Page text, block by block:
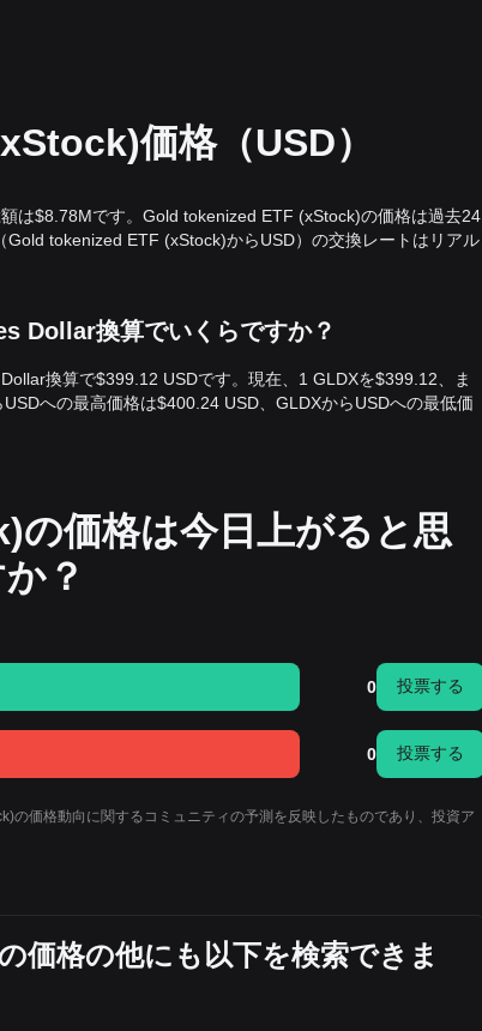
価格（USD）
は$8.78Mです。Gold tokenized ETF (xStock)の価格は過去24
tokenized ETF (xStock)からUSD）の交換レートはリアル
Dollar換算でいくらですか？
換算で$399.12 USDです。現在、1 GLDXを$399.12、ま
への最高価格は$400.24 USD、GLDXからUSDへの最低価
価格は今日上がると思
？
0 投票する
0 投票する
価格動向に関するコミュニティの予測を反映したものであり、投資ア
格の他にも以下を検索できま